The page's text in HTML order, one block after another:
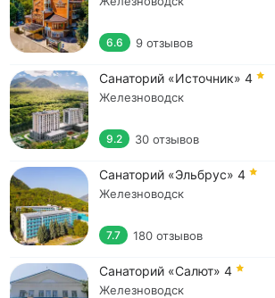
6.6 9 отзывов
Санаторий «Источник» 4
Железноводск
9.2 30 отзывов
Санаторий «Эльбрус» 4
Железноводск
7.7 180 отзывов
Санаторий «Салют» 4
Железноводск